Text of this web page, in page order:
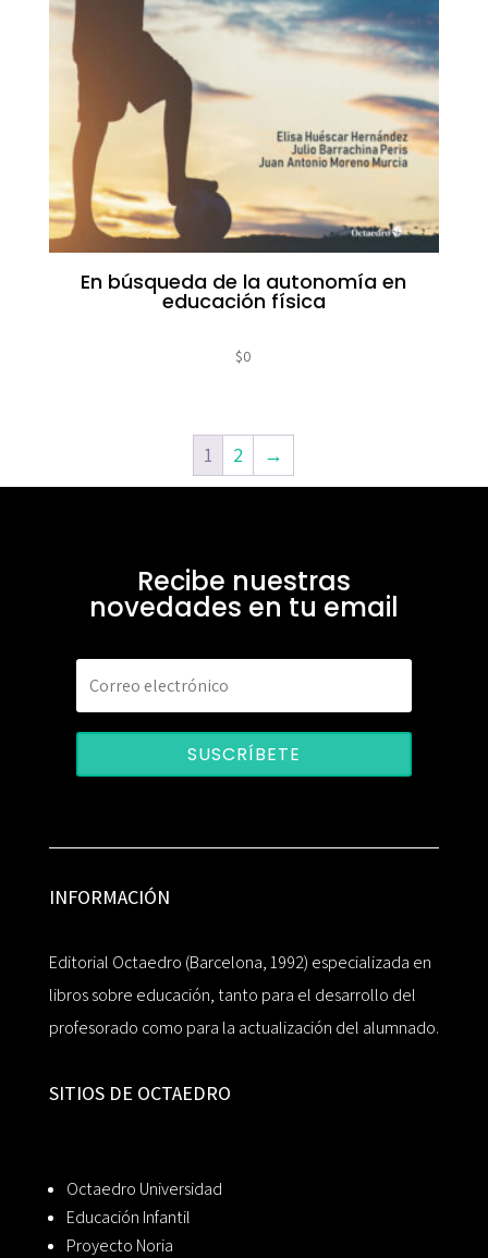
En búsqueda de la autonomía en
educación física
$0
1 2 →
Recibe nuestras
novedades en tu email
SUSCRÍBETE
INFORMACIÓN
Editorial Octaedro (Barcelona, 1992) especializada en
libros sobre educación, tanto para el desarrollo del
profesorado como para la actualización del alumnado.
SITIOS DE OCTAEDRO
Octaedro Universidad
Educación Infantil
Proyecto Noria